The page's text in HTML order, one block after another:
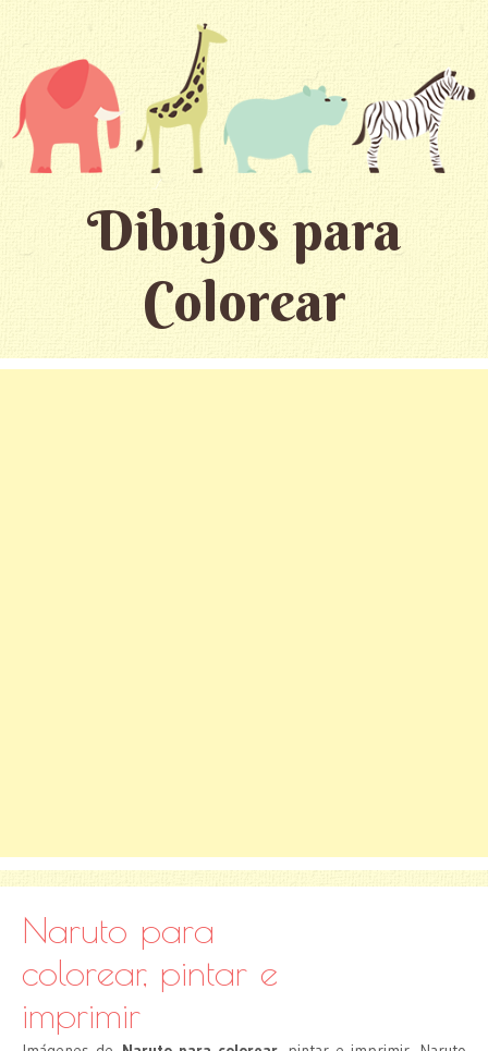
Dibujos para
Colorear
Naruto para
colorear, pintar e
imprimir